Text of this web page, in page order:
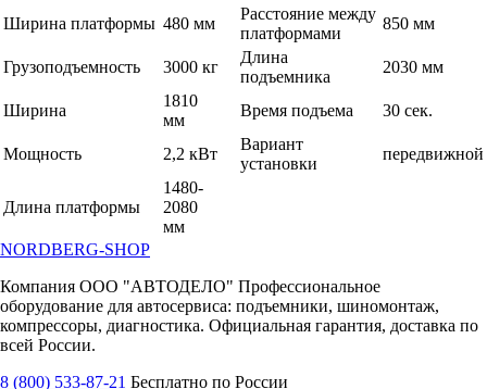
Ширина платформы 480 мм
Расстояние между
платформами
850 мм
Грузоподъемность 3000 кг
Длина
подъемника
2030 мм
Ширина
1810
мм
Время подъема 30 сек.
Мощность 2,2 кВт
Вариант
установки
передвижной
Длина платформы
1480-
2080
мм
NORDBERG-SHOP
Компания ООО "АВТОДЕЛО" Профессиональное
оборудование для автосервиса: подъемники, шиномонтаж,
компрессоры, диагностика. Официальная гарантия, доставка по
всей России.
8 (800) 533-87-21 Бесплатно по России